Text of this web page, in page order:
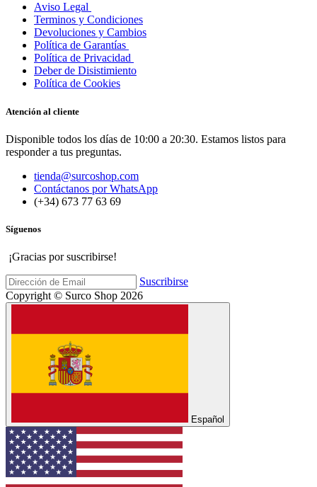
Aviso Legal
Terminos y Condiciones
Devoluciones y Cambios
Política de Garantías
Política de Privacidad
Deber de Disistimiento
Política de Cookies
Atención al cliente
Disponible todos los días de 10:00 a 20:30. Estamos listos para
responder a tus preguntas.
tienda@surcoshop.com
Contáctanos por WhatsApp
(+34) 673 77 63 69
Síguenos
¡Gracias por suscribirse!
Suscribirse
Copyright © Surco Shop 2026
Español